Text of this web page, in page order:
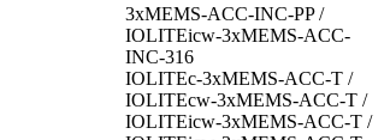
3xMEMS-ACC-INC-PP /
IOLITEicw-3xMEMS-ACC-
INC-316
IOLITEc-3xMEMS-ACC-T /
IOLITEcw-3xMEMS-ACC-T /
IOLITEicw-3xMEMS-ACC-T /